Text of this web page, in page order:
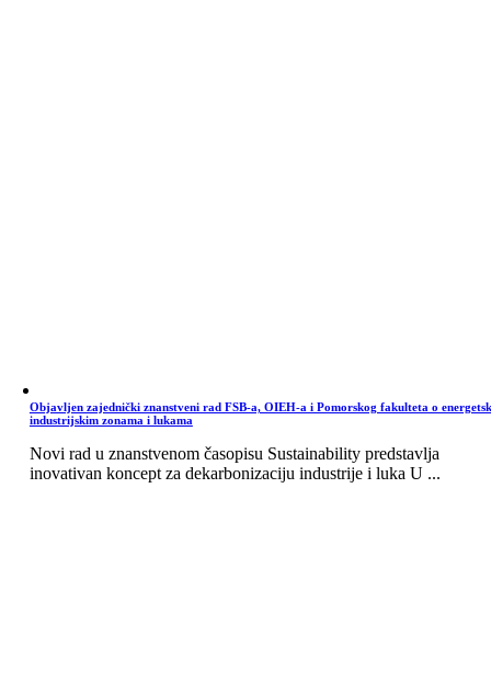
Objavljen zajednički znanstveni rad FSB-a, OIEH-a i Pomorskog fakulteta o
industrijskim zonama i lukama
Novi rad u znanstvenom časopisu Sustainability predstavlja
inovativan koncept za dekarbonizaciju industrije i luka U ...